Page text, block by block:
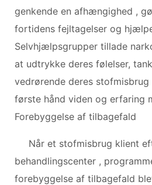
genkende en afhængighed ,
fortidens fejltagelser og
Selvhjælpsgrupper tillade
at udtrykke deres følelser,
vedrørende deres stofmisbrug
første hånd viden og erfaring
Forebyggelse af tilbagefald
Når et stofmisbrug klient
behandlingscenter ,
forebyggelse af tilbagefald